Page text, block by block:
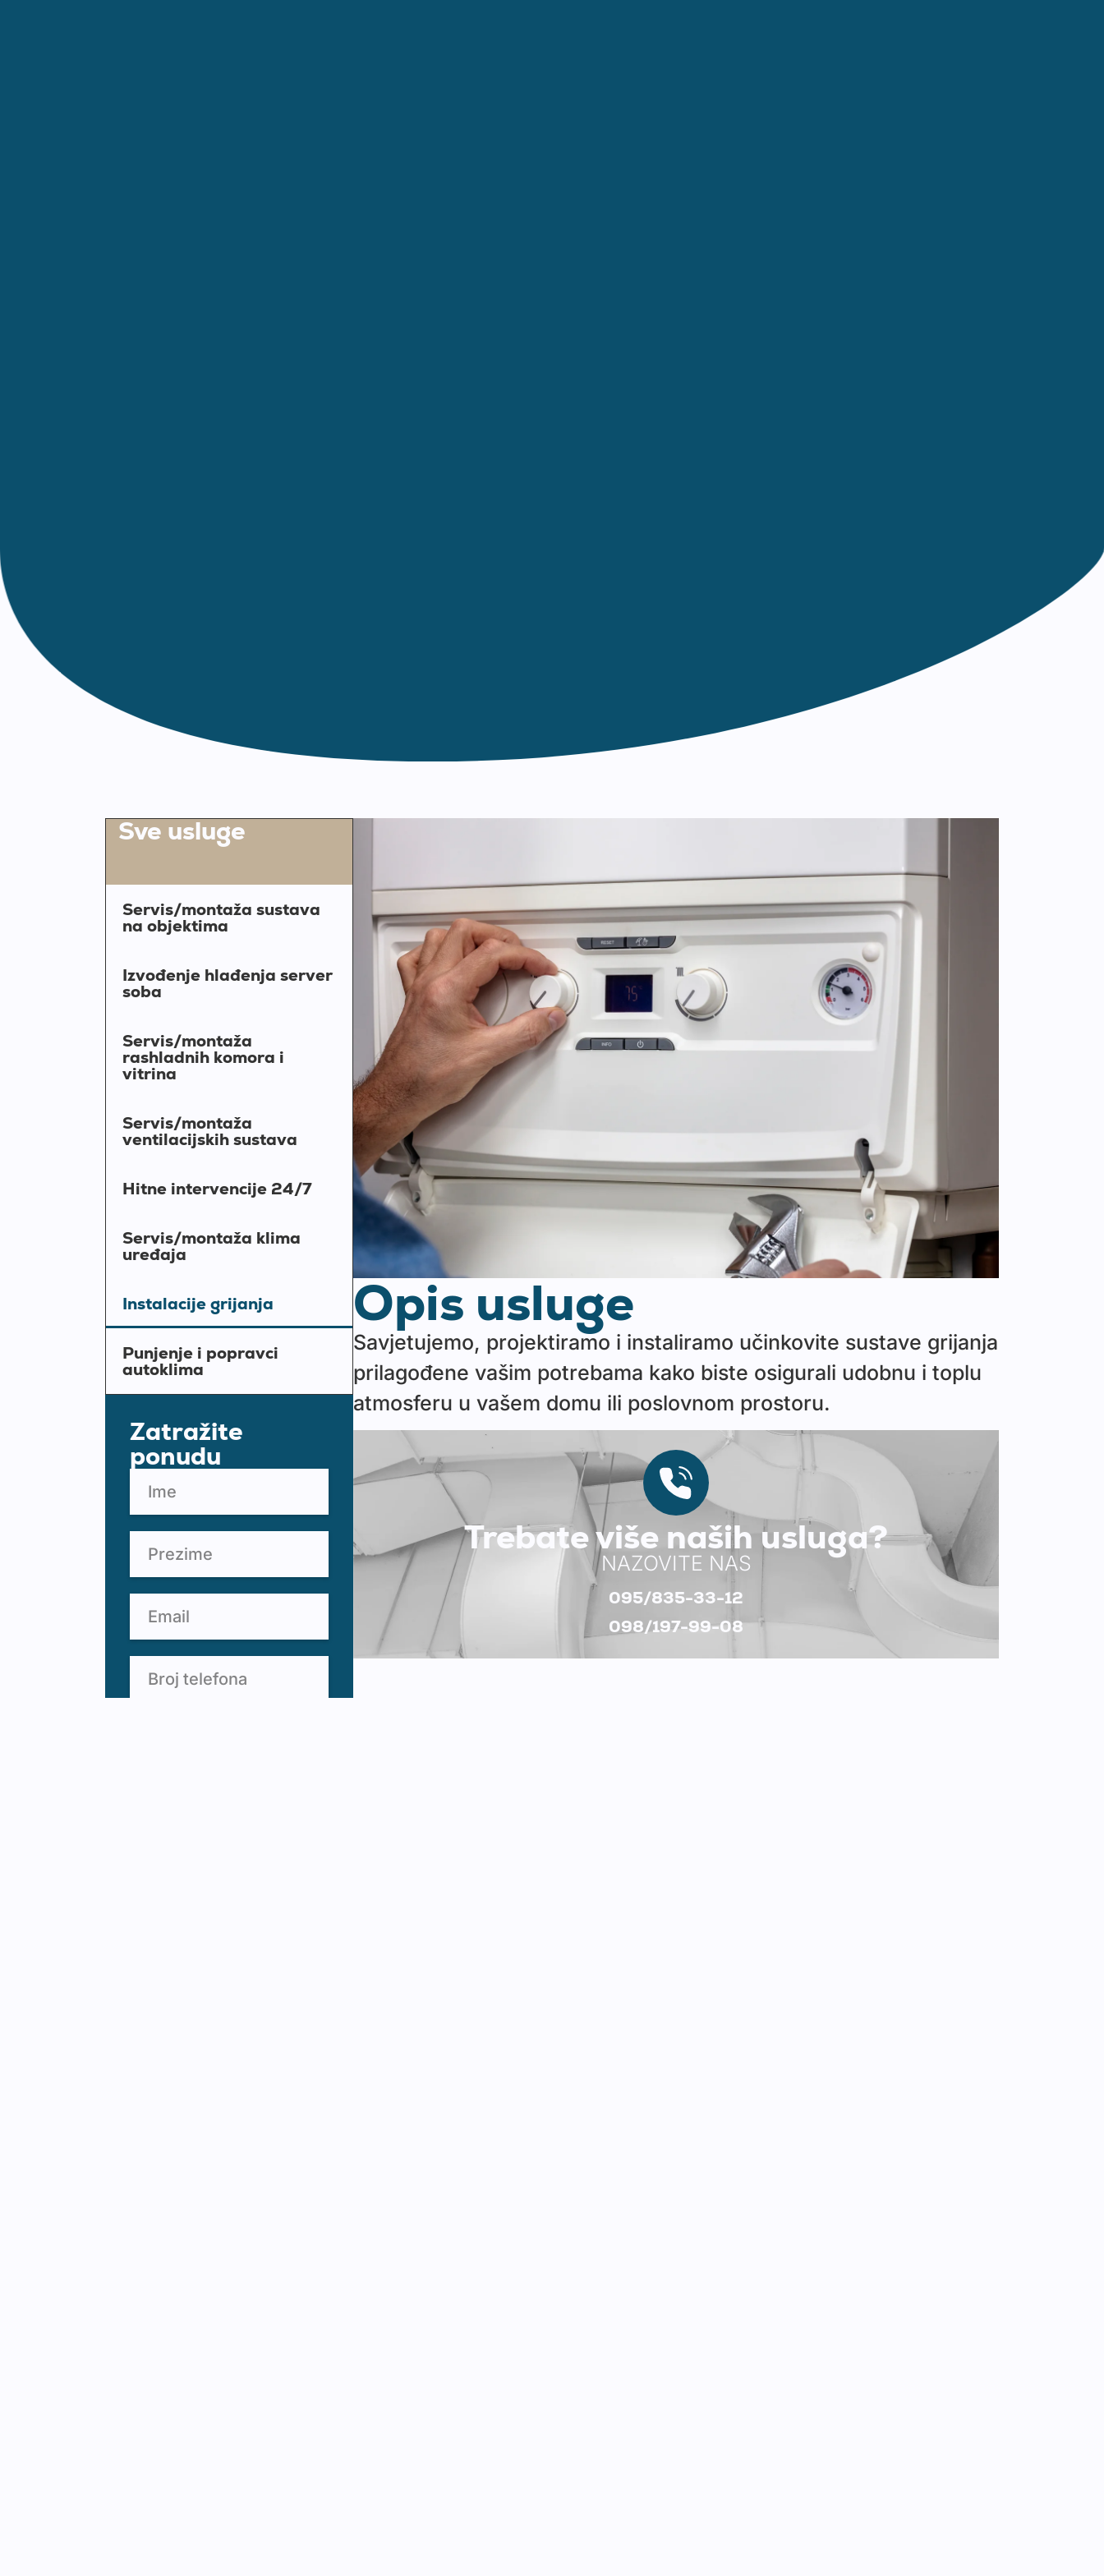
Sve usluge
Servis/montaža sustava
na objektima
Izvođenje hlađenja server
soba
Servis/montaža
rashladnih komora i
vitrina
Servis/montaža
ventilacijskih sustava
Hitne intervencije 24/7
Servis/montaža klima
uređaja
Instalacije grijanja
Punjenje i popravci
autoklima
Zatražite
ponudu
Opis usluge
Savjetujemo, projektiramo i instaliramo učinkovite sustave grijanja
prilagođene vašim potrebama kako biste osigurali udobnu i toplu
atmosferu u vašem domu ili poslovnom prostoru.
Trebate više naših usluga?
NAZOVITE NAS
095/835-33-12
098/197-99-08